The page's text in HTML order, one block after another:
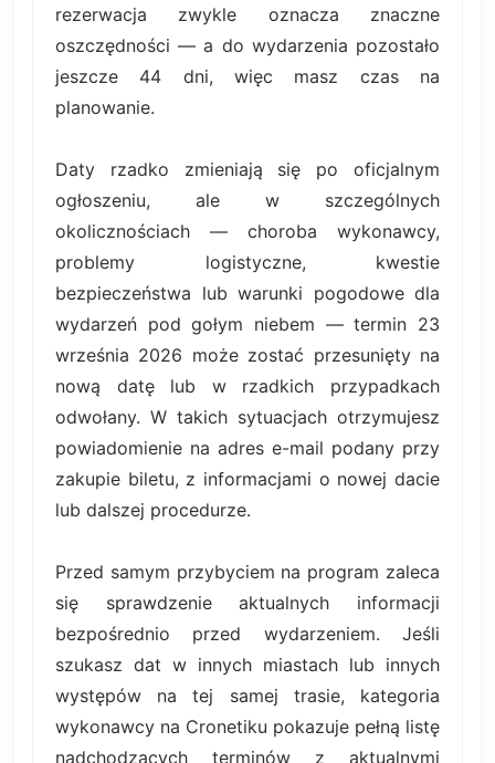
rezerwacja zwykle oznacza znaczne
oszczędności — a do wydarzenia pozostało
jeszcze 44 dni, więc masz czas na
planowanie.
Daty rzadko zmieniają się po oficjalnym
ogłoszeniu, ale w szczególnych
okolicznościach — choroba wykonawcy,
problemy logistyczne, kwestie
bezpieczeństwa lub warunki pogodowe dla
wydarzeń pod gołym niebem — termin 23
września 2026 może zostać przesunięty na
nową datę lub w rzadkich przypadkach
odwołany. W takich sytuacjach otrzymujesz
powiadomienie na adres e-mail podany przy
zakupie biletu, z informacjami o nowej dacie
lub dalszej procedurze.
Przed samym przybyciem na program zaleca
się sprawdzenie aktualnych informacji
bezpośrednio przed wydarzeniem. Jeśli
szukasz dat w innych miastach lub innych
występów na tej samej trasie, kategoria
wykonawcy na Cronetiku pokazuje pełną listę
nadchodzących terminów z aktualnymi